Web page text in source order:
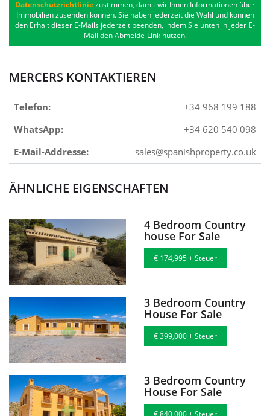
Datenschutzrichtliniezustimmen, damit wir Ihnen Informationen über
Immobilien zusenden können. Sie haben jederzeit die Wahl und können
den Erhalt dieser E-Mails jederzeit beenden, indem Sie unten in jeder E-
Mail den Abmelde-Link nutzen.
MERCERS KONTAKTIEREN
Telefon:
+34 968 199 188
WhatsApp:
+34 620 540 098
E-Mail-Addresse:
sales@spanishproperty.co.uk
ÄHNLICHE EIGENSCHAFTEN
4 Bedroom Country
house For Sale
€ 174,995 + Steuer
3 Bedroom Country
House For Sale
€ 399,000 + Steuer
3 Bedroom Country
House For Sale